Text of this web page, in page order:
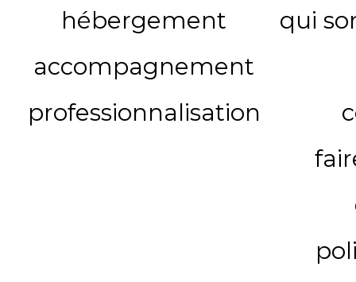
hébergement
accompagnement
professionnalisation
qui